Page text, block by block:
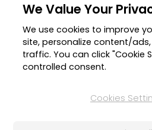
Zone des Membres
Blog
We Value Your
We use cookies to improve
site, personalize content/
traffic. You can click "Cookie
controlled consent.
Cookies